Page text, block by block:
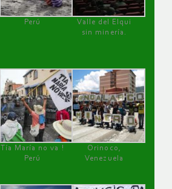
Perú
Valle del Elqui
sin minería.
Tía María no va !
Perú
Orinoco,
Venezuela